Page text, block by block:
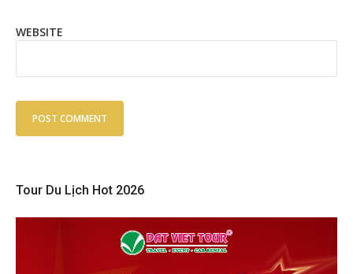
WEBSITE
Tour Du Lịch Hot 2026